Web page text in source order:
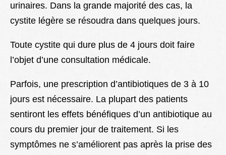
urinaires. Dans la grande majorité des cas, la
cystite légère se résoudra dans quelques jours.
Toute cystite qui dure plus de 4 jours doit faire
l’objet d’une consultation médicale.
Parfois, une prescription d’antibiotiques de 3 à 10
jours est nécessaire. La plupart des patients
sentiront les effets bénéfiques d’un antibiotique au
cours du premier jour de traitement. Si les
symptômes ne s’améliorent pas après la prise des